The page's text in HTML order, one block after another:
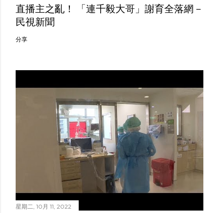
直播主之亂！ 「連千毅大哥」謝育全落網－
民視新聞
分享
星期二, 10月 11, 2022